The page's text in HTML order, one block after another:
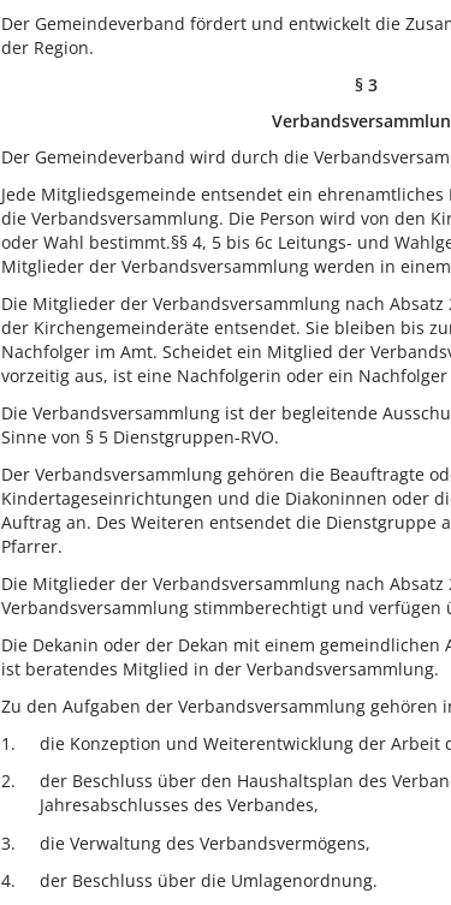
Der Gemeindeverband fördert und entwickelt die
der Region.
§ 3
Der Gemeindeverband wird durch die
Jede Mitgliedsgemeinde entsendet ein
die Verbandsversammlung. Die Person wird von den
oder Wahl bestimmt.§§ 4, 5 bis 6c Leitungs- und
Mitglieder der Verbandsversammlung werden in
Die Mitglieder der Verbandsversammlung nach
der Kirchengemeinderäte entsendet. Sie bleiben bis
Nachfolger im Amt. Scheidet ein Mitglied der
vorzeitig aus, ist eine Nachfolgerin oder ein
Die Verbandsversammlung ist der begleitende
Sinne von § 5 Dienstgruppen-RVO.
Der Verbandsversammlung gehören die Beauftragte
Kindertageseinrichtungen und die Diakoninnen oder
Auftrag an. Des Weiteren entsendet die
Pfarrer.
Die Mitglieder der Verbandsversammlung nach
Verbandsversammlung stimmberechtigt und verfügen
Die Dekanin oder der Dekan mit einem
ist beratendes Mitglied in der Verbandsversammlung.
Zu den Aufgaben der Verbandsversammlung gehören
die Konzeption und Weiterentwicklung der Arbeit
der Beschluss über den Haushaltsplan des
Jahresabschlusses des Verbandes,
die Verwaltung des Verbandsvermögens,
der Beschluss über die Umlagenordnung.